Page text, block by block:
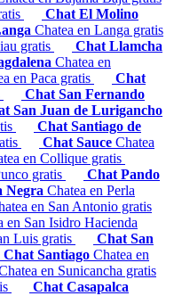
Chat El Molino
Chatea en Langa gratis
gratis
Chat Llamcha
Chatea en
en Paca gratis
Chat
Chat San Fernando
San Juan de Lurigancho
Chat Santiago de
Chat Sauce Chatea
en Collique gratis
gratis
Chat Pando
Negra Chatea en Perla
en San Antonio gratis
en San Isidro Hacienda
Luis gratis
Chat San
Chat Santiago Chatea en
en Sunicancha gratis
Chat Casapalca